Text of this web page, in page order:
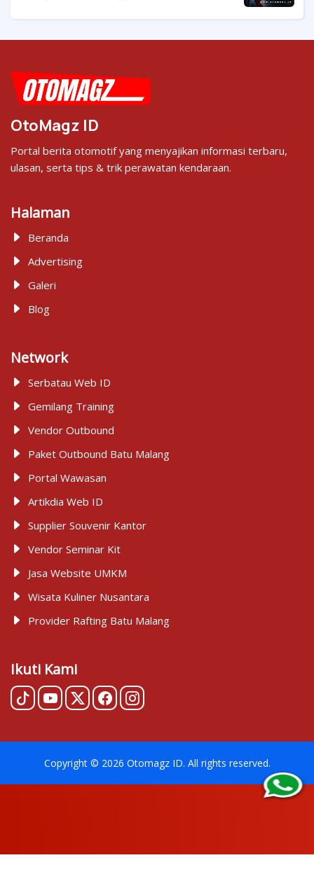
OtoMagz ID
Portal berita otomotif yang menyajikan informasi terbaru,
ulasan, serta tips & trik perawatan kendaraan.
Halaman
Beranda
Advertising
Galeri
Blog
Network
Serbatau Web ID
Gemilang Training
Vendor Outbound
Paket Outbound Batu Malang
Portal Wawasan
Artikdia Web ID
Supplier Souvenir Kantor
Vendor Seminar Kit
Jasa Website UMKM
Wisata Kuliner Nusantara
Provider Rafting Batu Malang
Ikuti Kami
Copyright © 2026 Otomagz ID. All rights reserved.